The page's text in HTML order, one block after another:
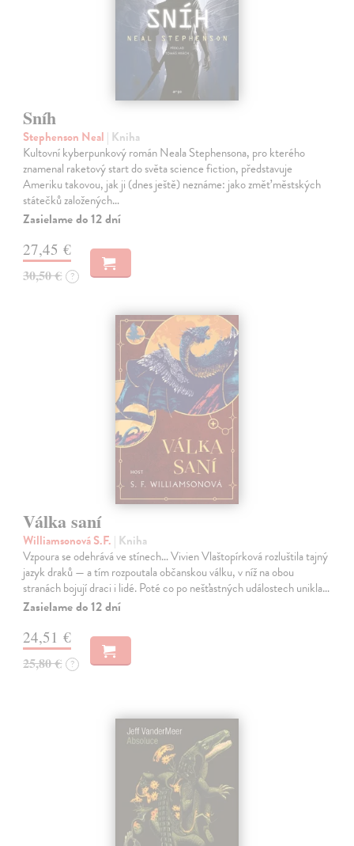
Sníh
Stephenson Neal | Kniha
Kultovní kyberpunkový román Neala Stephensona, pro kterého
znamenal raketový start do světa science fiction, představuje
Ameriku takovou, jak ji (dnes ještě) neznáme: jako změť městských
státečků založených…
Zasielame do 12 dní
27,45 €
30,50 € ?
Válka saní
Williamsonová S.F. | Kniha
Vzpoura se odehrává ve stínech… Vivien Vlaštopírková rozluštila tajný
jazyk draků — a tím rozpoutala občanskou válku, v níž na obou
stranách bojují draci i lidé. Poté co po nešťastných událostech unikla…
Zasielame do 12 dní
24,51 €
25,80 € ?